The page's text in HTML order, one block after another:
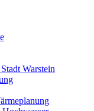
Warstein